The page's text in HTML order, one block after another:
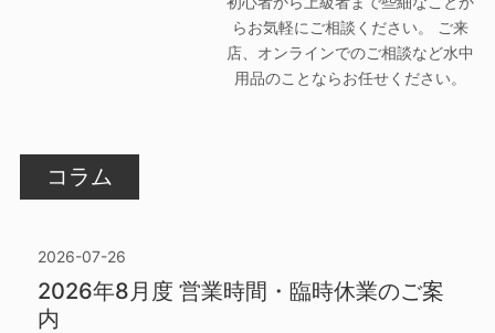
らお気軽にご相談ください。 ご来
店、オンラインでのご相談など水中
用品のことならお任せください。
コラム
2026-07-26
2026年8月度 営業時間・臨時休業のご案
内